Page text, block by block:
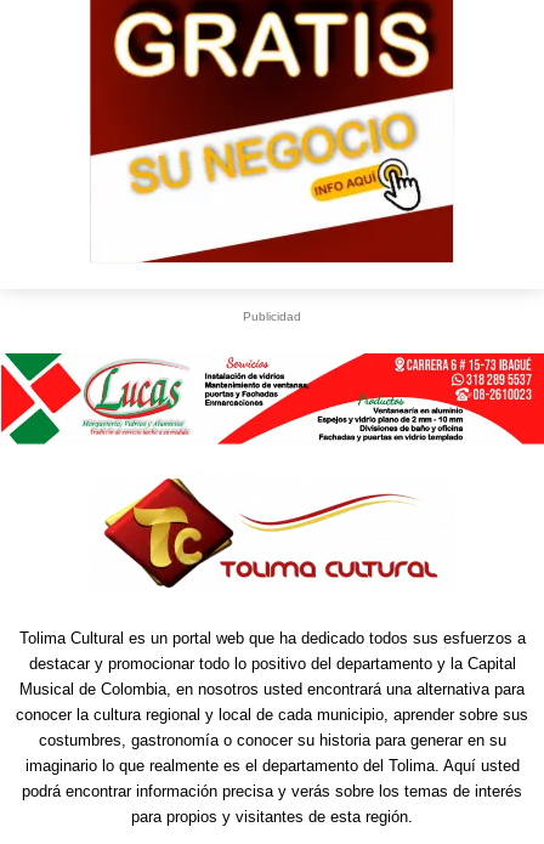
Publicidad
Tolima Cultural es un portal web que ha dedicado todos sus esfuerzos a
destacar y promocionar todo lo positivo del departamento y la Capital
Musical de Colombia, en nosotros usted encontrará una alternativa para
conocer la cultura regional y local de cada municipio, aprender sobre sus
costumbres, gastronomía o conocer su historia para generar en su
imaginario lo que realmente es el departamento del Tolima. Aquí usted
podrá encontrar información precisa y verás sobre los temas de interés
para propios y visitantes de esta región.